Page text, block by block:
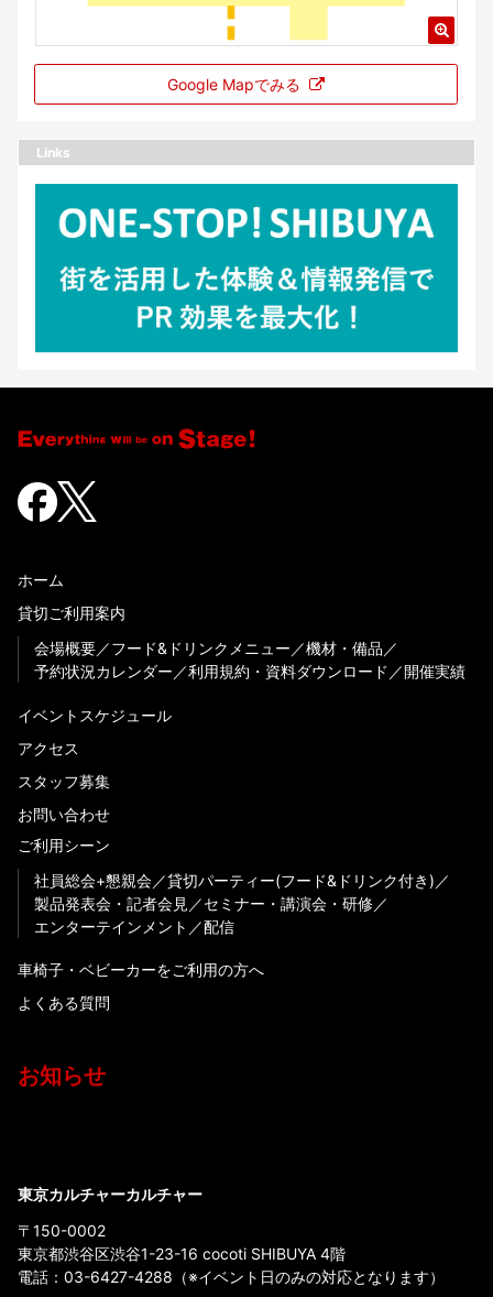
Google Mapでみる
Links
ホーム
貸切ご利用案内
会場概要
フード&ドリンクメニュー
機材・備品
予約状況カレンダー
利用規約・資料ダウンロード 開催実績
イベントスケジュール
アクセス
スタッフ募集
お問い合わせ
ご利用シーン
社員総会+懇親会
貸切パーティー(フード&ドリンク付き)
製品発表会・記者会見
セミナー・講演会・研修
エンターテインメント
配信
車椅子・ベビーカーをご利用の方へ
よくある質問
お知らせ
東京カルチャーカルチャー
〒150-0002
東京都渋谷区渋谷1-23-16 cocoti SHIBUYA 4階
電話： 03-6427-4288 （※イベント日のみの対応となります）